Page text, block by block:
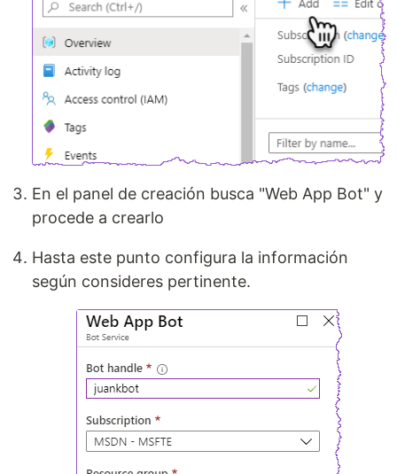
En el panel de creación busca "Web App Bot" y
procede a crearlo
Hasta este punto configura la información
según consideres pertinente.